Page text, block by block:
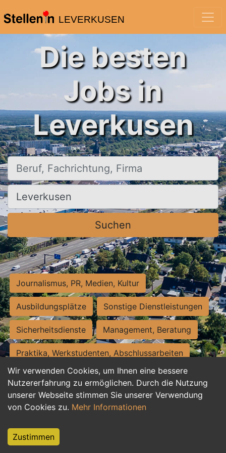
LEVERKUSEN
Wir verwenden Cookies, um Ihnen eine bessere
Nutzererfahrung zu ermöglichen. Durch die Nutzung
unserer Webseite stimmen Sie unserer Verwendung
von Cookies zu. Mehr Informationen
Zustimmen
Die besten
Jobs in
Leverkusen
Beruf, Fachrichtung, Firma
Ort, Stadt
Suchen
Journalismus, PR, Medien, Kultur
Ausbildungsplätze Sonstige Dienstleistungen
Sicherheitsdienste Management, Beratung
Praktika, Werkstudenten, Abschlussarbeiten
Personalwesen Assistenz, Sekretariat
Hilfskräfte, Aushilfs- und Nebenjobs
Weiterbildung, Studium, duale Ausbildung